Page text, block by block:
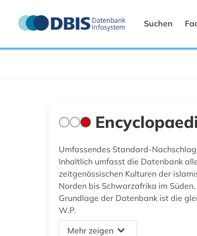
Suchen
Umfassendes Standard-
Inhaltlich umfasst die Datenbank
zeitgenössischen Kulturen der
Norden bis Schwarzafrika im
Grundlage der Datenbank ist die
W.P.
Mehr zeigen